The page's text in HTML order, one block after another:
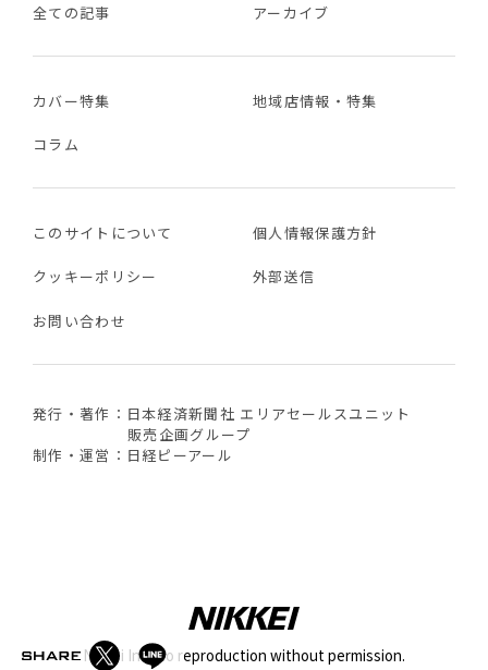
全ての記事 アーカイブ
カバー特集 地域店情報・特集
コラム
このサイトについて 個人情報保護方針
クッキーポリシー 外部送信
お問い合わせ
発行・著作：日本経済新聞社 エリアセールスユニット
販売企画グループ
制作・運営：日経ピーアール
Nikkei Inc. No reproduction without permission.